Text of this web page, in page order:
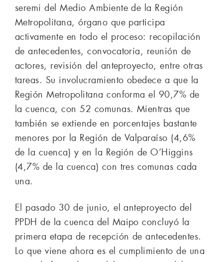
seremi del Medio Ambiente de la Región
Metropolitana, órgano que participa
activamente en todo el proceso: recopilación
de antecedentes, convocatoria, reunión de
actores, revisión del anteproyecto, entre otras
tareas. Su involucramiento obedece a que la
Región Metropolitana conforma el 90,7% de
la cuenca, con 52 comunas. Mientras que
también se extiende en porcentajes bastante
menores por la Región de Valparaíso (4,6%
de la cuenca) y en la Región de O’Higgins
(4,7% de la cuenca) con tres comunas cada
una.
El pasado 30 de junio, el anteproyecto del
PPDH de la cuenca del Maipo concluyó la
primera etapa de recepción de antecedentes.
Lo que viene ahora es el cumplimiento de una